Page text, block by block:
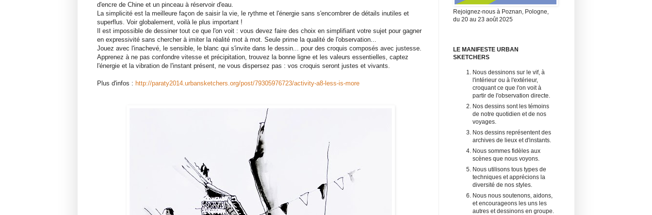
d'encre de Chine et un pinceau à réservoir d'eau.
La simplicité est la meilleure façon de saisir la vie, le rythme et l'énergie sans s'encombrer de détails inutiles et
superflus. Voir globalement, voilà le plus important !
Il est impossible de dessiner tout ce que l'on voit : vous devez faire des choix en simplifiant votre sujet pour gagner
en expressivité sans chercher à imiter la réalité mot à mot. Seule prime la qualité de l'observation...
Jouez avec l'inachevé, le sensible, le blanc qui s'invite dans le dessin... pour des croquis composés avec justesse.
Apprenez à ne pas confondre vitesse et précipitation, trouvez la bonne ligne et les valeurs essentielles, captez
l'énergie et la vibration de l'instant présent, ne vous dispersez pas : vos croquis seront justes et vivants.
Plus d'infos : http://paraty2014.urbansketchers.org/post/79305976723/activity-a8-less-is-more
Rejoignez-nous à Poznan, Pologne,
du 20 au 23 août 2025
LE MANIFESTE URBAN
SKETCHERS
Nous dessinons sur le vif, à
l'intérieur ou à l'extérieur,
croquant ce que l'on voit à
partir de l'observation directe.
Nos dessins sont les témoins
de notre quotidien et de nos
voyages.
Nos dessins représentent des
archives de lieux et d'instants.
Nous sommes fidèles aux
scènes que nous voyons.
Nous utilisons tous types de
techniques et apprécions la
diversité de nos styles.
Nous nous soutenons, aidons,
et encourageons les uns les
autres et dessinons en groupe.